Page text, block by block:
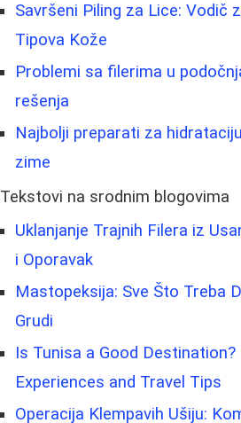
Savršeni Piling za Lice: Vodič
Tipova Kože
Problemi sa filerima u
rešenja
Najbolji preparati za
zime
Tekstovi na srodnim blogovima
Uklanjanje Trajnih Filera iz
i Oporavak
Mastopeksija: Sve Što Treba
Grudi
Is Tunisa a Good Destination?
Experiences and Travel Tips
Operacija Klempavih Ušiju: